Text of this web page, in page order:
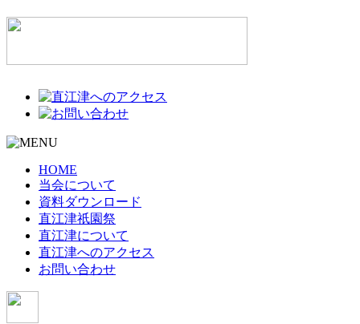
HOME
当会について
資料ダウンロード
直江津祇園祭
直江津について
直江津へのアクセス
お問い合わせ